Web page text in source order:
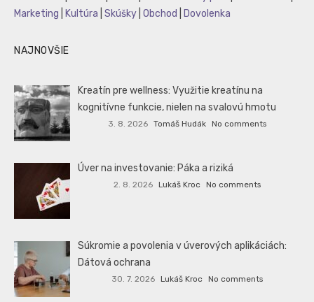
Marketing
Kultúra Skúšky Obchod Dovolenka
NAJNOVŠIE
Kreatín pre wellness: Využitie kreatínu na
kognitívne funkcie, nielen na svalovú hmotu
3. 8. 2026 Tomáš Hudák No comments
Úver na investovanie: Páka a riziká
2. 8. 2026 Lukáš Kroc No comments
Súkromie a povolenia v úverových aplikáciách:
Dátová ochrana
30. 7. 2026 Lukáš Kroc No comments